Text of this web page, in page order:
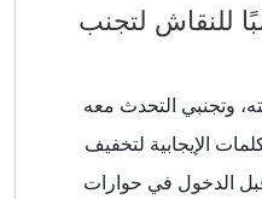
للنقاش لتجنب
وتجنبي التحدث معه
الإيجابية لتخفيف
قبل الدخول في حوارات